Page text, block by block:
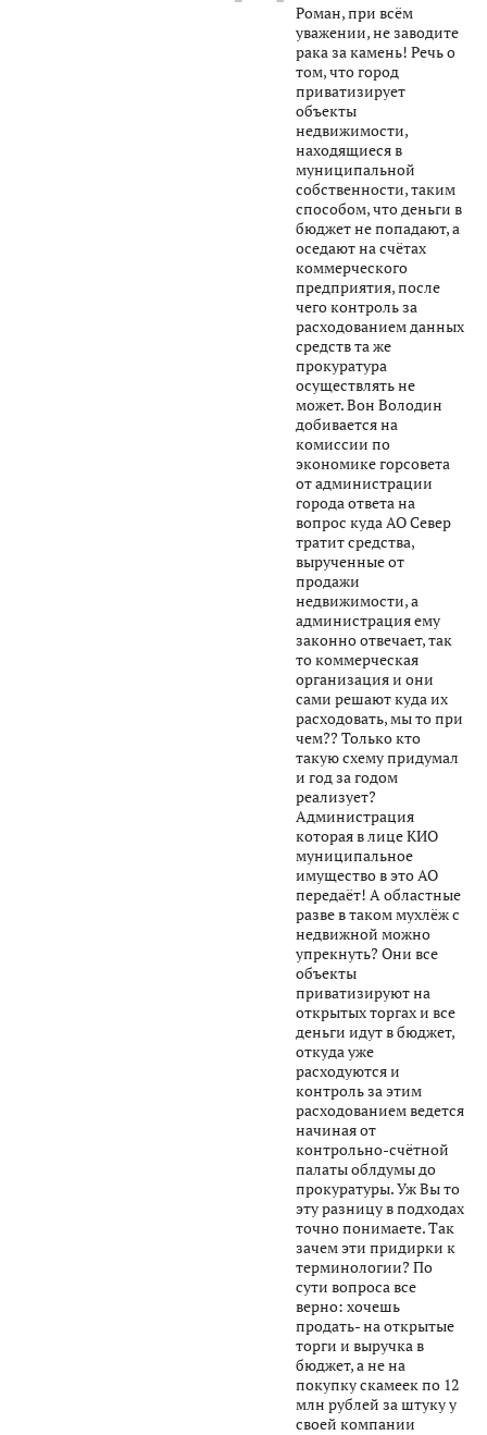
Роман, при всём
уважении, не заводите
рака за камень! Речь о
том, что город
приватизирует
объекты
недвижимости,
находящиеся в
муниципальной
собственности, таким
способом, что деньги в
бюджет не попадают, а
оседают на счётах
коммерческого
предприятия, после
чего контроль за
расходованием данных
средств та же
прокуратура
осуществлять не
может. Вон Володин
добивается на
комиссии по
экономике горсовета
от администрации
города ответа на
вопрос куда АО Север
тратит средства,
вырученные от
продажи
недвижимости, а
администрация ему
законно отвечает, так
то коммерческая
организация и они
сами решают куда их
расходовать, мы то при
чем?? Только кто
такую схему придумал
и год за годом
реализует?
Администрация
которая в лице КИО
муниципальное
имущество в это АО
передаёт! А областные
разве в таком мухлёж с
недвижной можно
упрекнуть? Они все
объекты
приватизируют на
открытых торгах и все
деньги идут в бюджет,
откуда уже
расходуются и
контроль за этим
расходованием ведется
начиная от
контрольно-счётной
палаты облдумы до
прокуратуры. Уж Вы то
эту разницу в подходах
точно понимаете. Так
зачем эти придирки к
терминологии? По
сути вопроса все
верно: хочешь
продать- на открытые
торги и выручка в
бюджет, а не на
покупку скамеек по 12
млн рублей за штуку у
своей компании